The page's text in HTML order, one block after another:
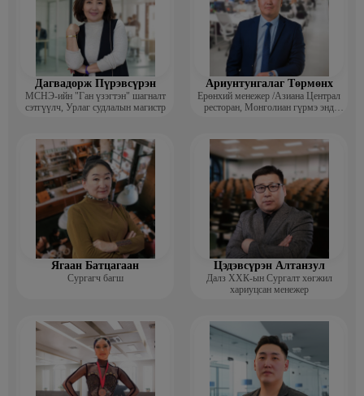
Дагвадорж Пүрэвсүрэн
МСНЭ-ийн "Ган үзэгтэн" шагналт
сэтгүүлч, Урлаг судлалын магистр
Ариунтунгалаг Төрмөнх
Ерөнхий менежер /Азиана Централ
ресторан, Монголиан гүрмэ энд
Ягаан Батцагаан
Сургагч багш
Цэдэвсүрэн Алтанзул
Далз ХХК-ын Сургалт хөгжил
хариуцсан менежер